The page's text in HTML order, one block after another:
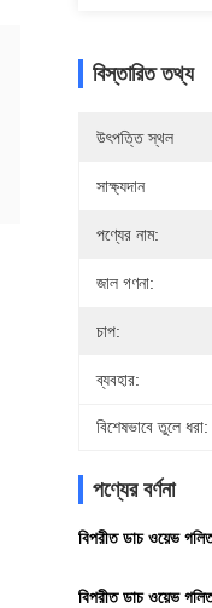
বিস্তারিত তথ্য
উৎপত্তি স্থল
সাক্ষ্যদান
পণ্যের নাম:
জাল গণনা:
চাপ:
ব্যবহার:
বিশেষভাবে তুলে ধরা:
পণ্যের বর্ণনা
বিপরীত ডাচ ওয়েভ গলিত
বিপরীত ডাচ ওয়েভ